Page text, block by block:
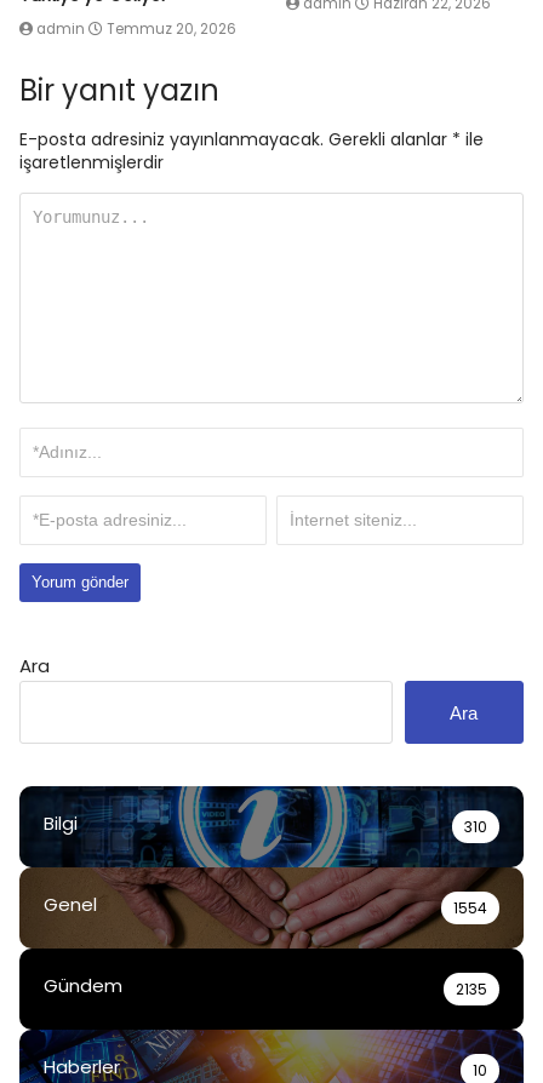
admin Temmuz 20, 2026
Bir yanıt yazın
E-posta adresiniz yayınlanmayacak. Gerekli alanlar * ile
işaretlenmişlerdir
Ara
Ara
Bilgi 310
Genel 1554
Gündem 2135
Haberler 10